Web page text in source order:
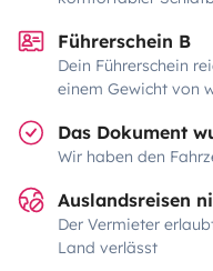
Führerschein B
Dein Führerschein
einem Gewicht von
Das Dokument
Wir haben den
Auslandsreisen
Der Vermieter
Land verlässt